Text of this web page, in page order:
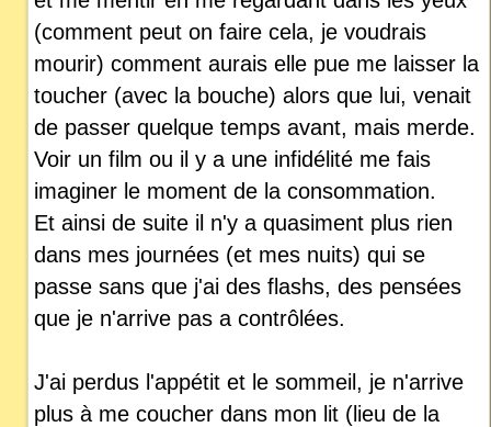
(comment peut on faire cela, je voudrais
mourir) comment aurais elle pue me laisser la
toucher (avec la bouche) alors que lui, venait
de passer quelque temps avant, mais merde.
Voir un film ou il y a une infidélité me fais
imaginer le moment de la consommation.
Et ainsi de suite il n'y a quasiment plus rien
dans mes journées (et mes nuits) qui se
passe sans que j'ai des flashs, des pensées
que je n'arrive pas a contrôlées.
J'ai perdus l'appétit et le sommeil, je n'arrive
plus à me coucher dans mon lit (lieu de la